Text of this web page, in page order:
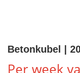
Betonkubel |
Per week